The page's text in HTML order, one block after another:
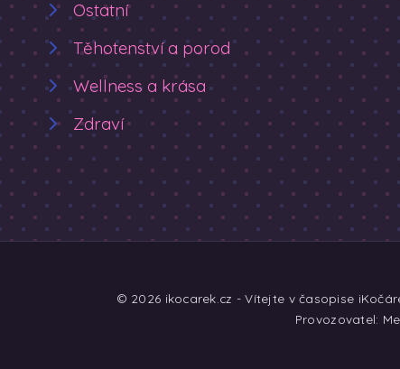
Ostatní
Těhotenství a porod
Wellness a krása
Zdraví
© 2026 ikocarek.cz - Vítejte v časopise
Provozovatel: